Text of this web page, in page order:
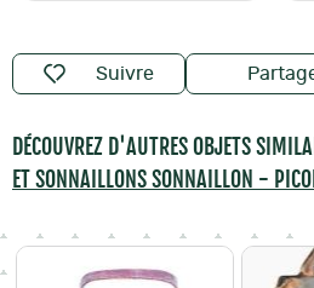
Suivre
DÉCOUVREZ D'AUTRES OBJETS
ET SONNAILLONS SONNAILLON -